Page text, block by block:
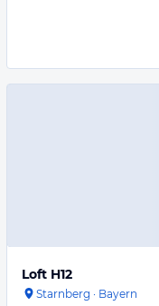
Loft H12
Starnberg · Bayern